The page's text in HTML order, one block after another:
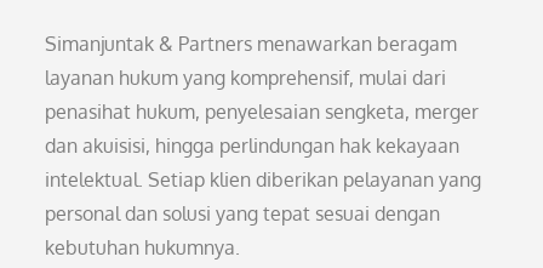
Simanjuntak & Partners menawarkan beragam
layanan hukum yang komprehensif, mulai dari
penasihat hukum, penyelesaian sengketa, merger
dan akuisisi, hingga perlindungan hak kekayaan
intelektual. Setiap klien diberikan pelayanan yang
personal dan solusi yang tepat sesuai dengan
kebutuhan hukumnya.